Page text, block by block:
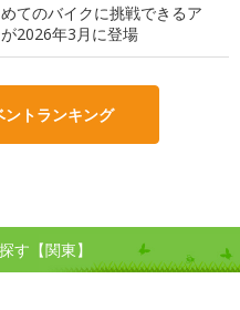
てのバイクに挑戦できるア
2026年3月に登場
トランキング
す【関東】